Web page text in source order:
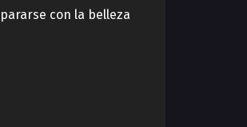
con la belleza